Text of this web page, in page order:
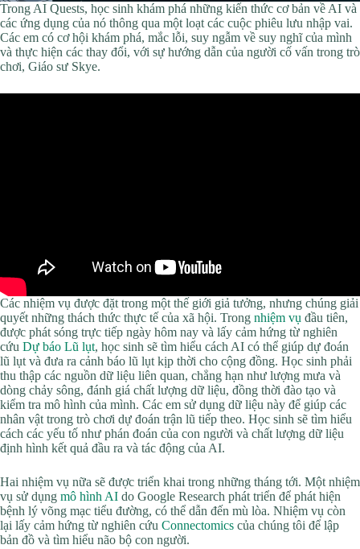
Trong AI Quests, học sinh khám phá những kiến ​​thức cơ bản về AI và
các ứng dụng của nó thông qua một loạt các cuộc phiêu lưu nhập vai.
Các em có cơ hội khám phá, mắc lỗi, suy ngẫm về suy nghĩ của mình
và thực hiện các thay đổi, với sự hướng dẫn của người cố vấn trong trò
chơi, Giáo sư Skye.
Các nhiệm vụ được đặt trong một thế giới giả tưởng, nhưng chúng giải
quyết những thách thức thực tế của xã hội. Trong nhiệm vụ đầu tiên,
được phát sóng trực tiếp ngày hôm nay và lấy cảm hứng từ nghiên
cứu Dự báo Lũ lụt, học sinh sẽ tìm hiểu cách AI có thể giúp dự đoán
lũ lụt và đưa ra cảnh báo lũ lụt kịp thời cho cộng đồng. Học sinh phải
thu thập các nguồn dữ liệu liên quan, chẳng hạn như lượng mưa và
dòng chảy sông, đánh giá chất lượng dữ liệu, đồng thời đào tạo và
kiểm tra mô hình của mình. Các em sử dụng dữ liệu này để giúp các
nhân vật trong trò chơi dự đoán trận lũ tiếp theo. Học sinh sẽ tìm hiểu
cách các yếu tố như phán đoán của con người và chất lượng dữ liệu
định hình kết quả đầu ra và tác động của AI.
Hai nhiệm vụ nữa sẽ được triển khai trong những tháng tới. Một nhiệm
vụ sử dụng mô hình AI do Google Research phát triển để phát hiện
bệnh lý võng mạc tiểu đường, có thể dẫn đến mù lòa. Nhiệm vụ còn
lại lấy cảm hứng từ nghiên cứu Connectomics của chúng tôi để lập
bản đồ và tìm hiểu não bộ con người.